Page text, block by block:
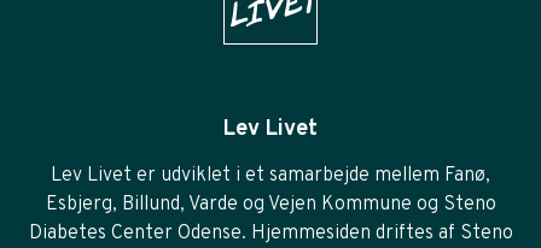
Lev Livet
Lev Livet er udviklet i et samarbejde mellem Fanø,
Esbjerg, Billund, Varde og Vejen Kommune og Steno
Diabetes Center Odense. Hjemmesiden driftes af Steno